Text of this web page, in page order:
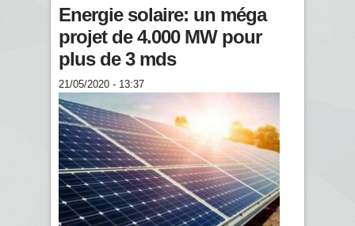
Energie solaire: un méga
projet de 4.000 MW pour
plus de 3 mds
21/05/2020 - 13:37